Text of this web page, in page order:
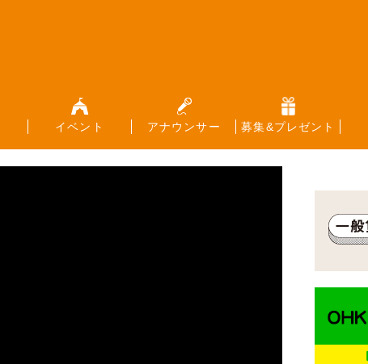
イベント アナウンサー 募集&プレゼント